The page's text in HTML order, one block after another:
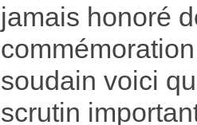
jamais honoré
soudain voici
scrutin